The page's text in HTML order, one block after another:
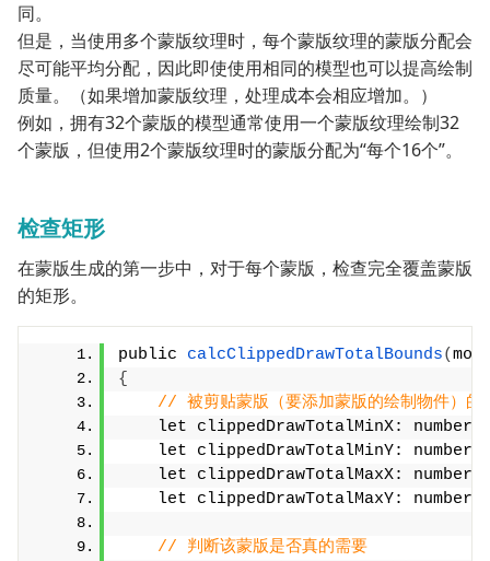
同。
但是，当使用多个蒙版纹理时，每个蒙版纹理的蒙版分配会
尽可能平均分配，因此即使使用相同的模型也可以提高绘制
质量。（如果增加蒙版纹理，处理成本会相应增加。）
例如，拥有32个蒙版的模型通常使用一个蒙版纹理绘制32
个蒙版，但使用2个蒙版纹理时的蒙版分配为“每个16个”。
检查矩形
在蒙版生成的第一步中，对于每个蒙版，检查完全覆盖蒙版
的矩形。
public calcClippedDrawTotalBounds(
{
// 被剪贴蒙版（要添加蒙版的绘制物件）的
let clippedDrawTotalMinX: number
let clippedDrawTotalMinY: number
let clippedDrawTotalMaxX: number
let clippedDrawTotalMaxY: number
// 判断该蒙版是否真的需要